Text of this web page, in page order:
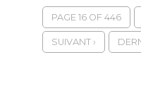
PAGE 16 OF 446
SUIVANT ›